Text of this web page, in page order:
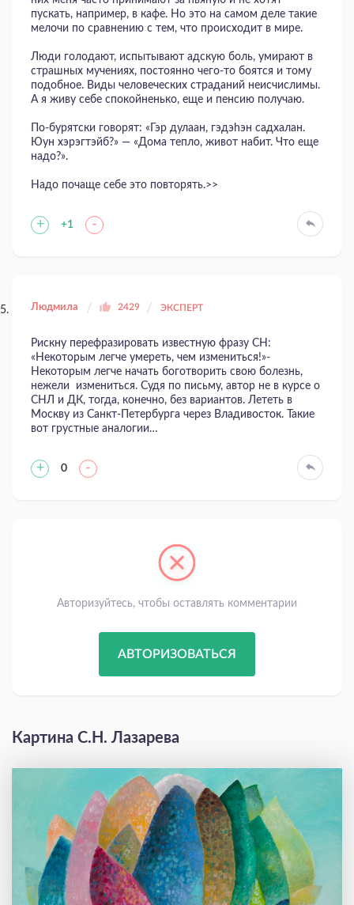
пускать, например, в кафе. Но это на самом деле такие
мелочи по сравнению с тем, что происходит в мире.
Люди голодают, испытывают адскую боль, умирают в
страшных мучениях, постоянно чего-то боятся и тому
подобное. Виды человеческих страданий неисчислимы.
А я живу себе спокойненько, еще и пенсию получаю.
По-бурятски говорят: «Гэр дулаан, гэдэhэн садхалан.
Юун хэрэгтэйб?» — «Дома тепло, живот набит. Что еще
надо?».
Надо почаще себе это повторять.>>
+ +1 -
Людмила 2429 ЭКСПЕРТ
Рискну перефразировать известную фразу СН:
«Некоторым легче умереть, чем измениться!»-
Некоторым легче начать боготворить свою болезнь,
нежели измениться. Судя по письму, автор не в курсе о
СНЛ и ДК, тогда, конечно, без вариантов. Лететь в
Москву из Санкт-Петербурга через Владивосток. Такие
вот грустные аналогии…
+ 0 -
Авторизуйтесь, чтобы оставлять комментарии
АВТОРИЗОВАТЬСЯ
Картина С.Н. Лазарева